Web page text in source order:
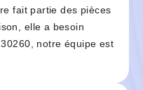
fait partie des pièces
elle a besoin
notre équipe est